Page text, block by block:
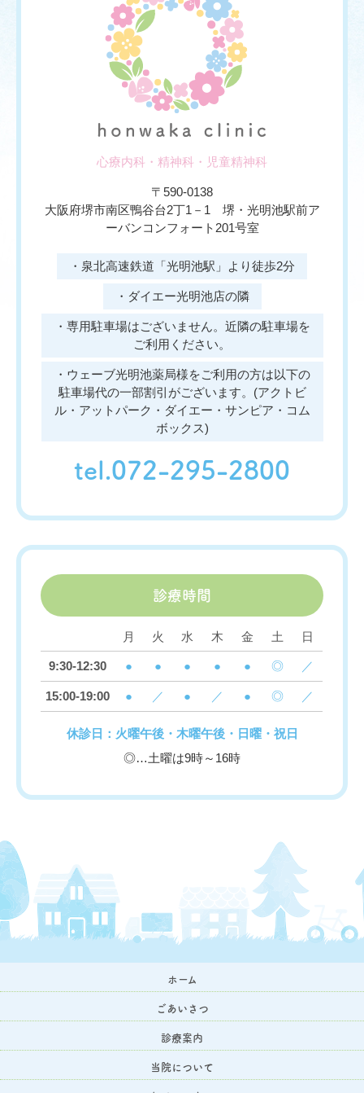
心療内科・精神科・児童精神科
〒590-0138
大阪府堺市南区鴨谷台2丁1－1 堺・光明池駅前ア
ーバンコンフォート201号室
・泉北高速鉄道「光明池駅」より徒歩2分
・ダイエー光明池店の隣
・専用駐車場はございません。近隣の駐車場を
ご利用ください。
・ウェーブ光明池薬局様をご利用の方は以下の
駐車場代の一部割引がございます。(アクトビ
ル・アットパーク・ダイエー・サンピア・コム
ボックス)
tel.072-295-2800
診療時間
月 火 水 木 金 土 日
9:30-12:30 ● ● ● ● ● ◎ ／
15:00-19:00 ● ／ ● ／ ● ◎ ／
休診日：火曜午後・木曜午後・日曜・祝日
◎…土曜は9時～16時
ホーム
ごあいさつ
診療案内
当院について